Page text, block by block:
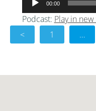
声
プ
レ
ー
00:00
Podcast: Play in
<
1 …